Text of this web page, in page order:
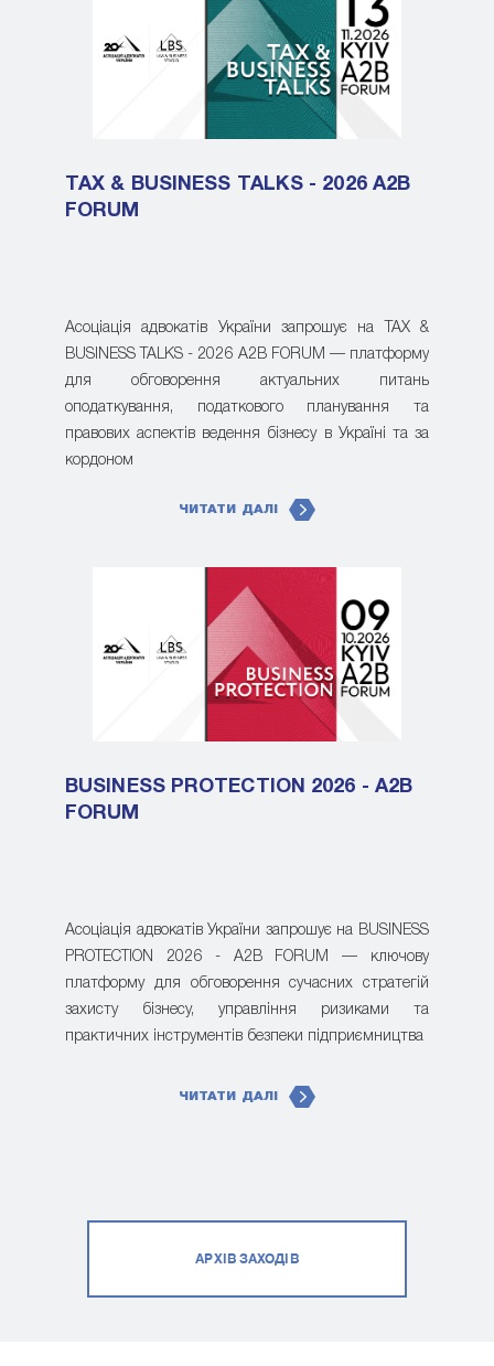
TAX & BUSINESS TALKS - 2026 A2B
FORUM
Асоціація адвокатів України запрошує на TAX &
BUSINESS TALKS - 2026 A2B FORUM — платформу
для обговорення актуальних питань
оподаткування, податкового планування та
правових аспектів ведення бізнесу в Україні та за
кордоном
ЧИТАТИ ДАЛІ
BUSINESS PROTECTION 2026 - A2B
FORUM
Асоціація адвокатів України запрошує на BUSINESS
PROTECTION 2026 - A2B FORUM — ключову
платформу для обговорення сучасних стратегій
захисту бізнесу, управління ризиками та
практичних інструментів безпеки підприємництва
ЧИТАТИ ДАЛІ
АРХІВ ЗАХОДІВ